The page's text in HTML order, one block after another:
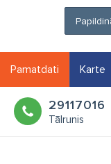
Pamatdati Karte
29117016
Tālrunis